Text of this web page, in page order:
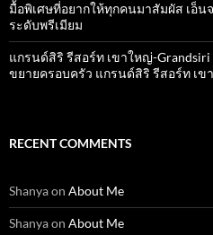
มื้อพิเศษที่อยากให้ทุกคนมาสัมผัส เอ็น
ระดับพรีเมียม
แกรนด์สิริ​ รีสอร์ท​ เขาใหญ่​-
ขยายครอบครัว แกรนด์สิริ รีสอร์ท เ
RECENT COMMENTS
Shanyaon About Me
Shanyaon About Me